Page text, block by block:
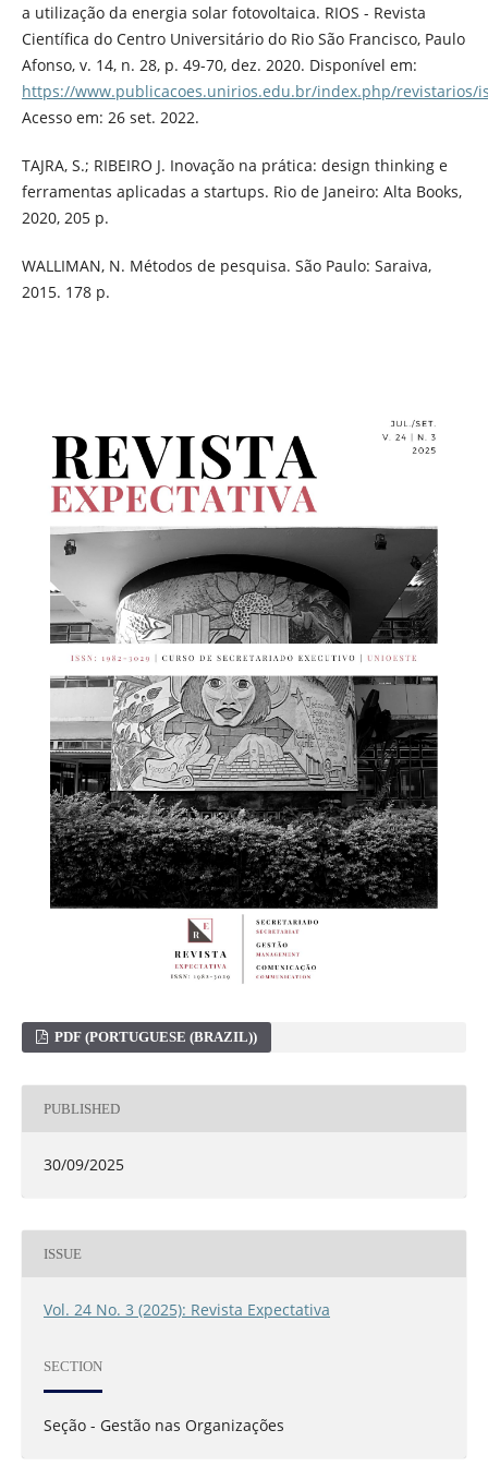
a utilização da energia solar fotovoltaica. RIOS - Revista
Científica do Centro Universitário do Rio São Francisco, Paulo
Afonso, v. 14, n. 28, p. 49-70, dez. 2020. Disponível em:
https://www.publicacoes.unirios.edu.br/index.php/revistarios/
Acesso em: 26 set. 2022.
TAJRA, S.; RIBEIRO J. Inovação na prática: design thinking e
ferramentas aplicadas a startups. Rio de Janeiro: Alta Books,
2020, 205 p.
WALLIMAN, N. Métodos de pesquisa. São Paulo: Saraiva,
2015. 178 p.
PDF (PORTUGUESE (BRAZIL))
PUBLISHED
30/09/2025
ISSUE
Vol. 24 No. 3 (2025): Revista Expectativa
SECTION
Seção - Gestão nas Organizações